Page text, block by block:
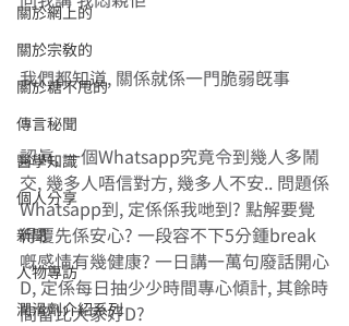
關於網上的
關於宗教的
關於糖不甩的
傳言秘聞
醫學知識
個人分享
新聞
人物專訪
潤滑劑介紹系列
我們都知道, 關係就係一門脆弱既事
認真, 一個Whatsapp究竟令到幾人多鬧
交, 幾多人唔信對方, 幾多人不安.. 問題係
Whatsapp到, 定係係我哋到? 點解要覺
得覆先係安心? 一段容不下5分鍾break
嘅感情有幾健康? 一日講一萬句廢話開心
D, 定係每日抽少少時間專心傾計, 其餘時
間留比大家好D?